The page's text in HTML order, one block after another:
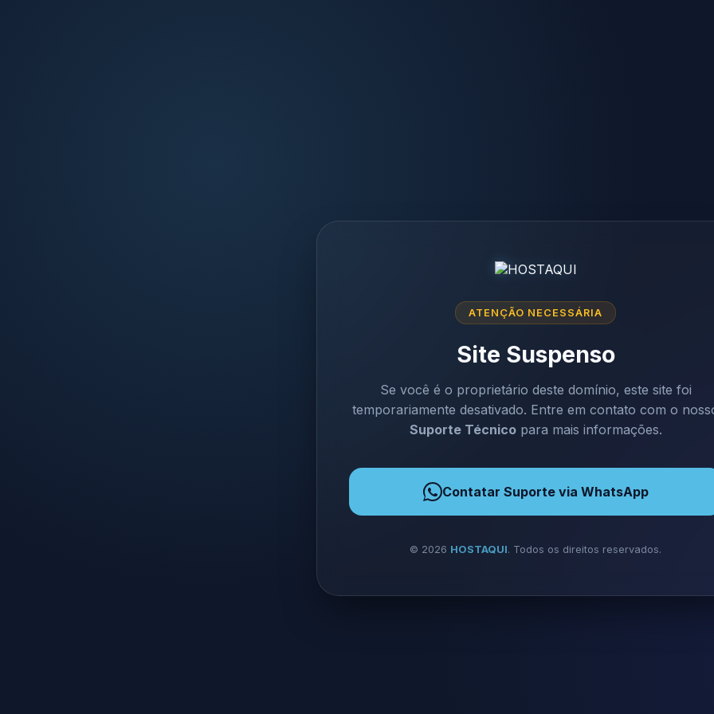
ATENÇÃO NECESSÁRIA
Site Suspenso
Se você é o proprietário deste domínio, este site foi
temporariamente desativado. Entre em contato com o
Suporte Técnicopara mais informações.
Contatar Suporte via WhatsApp
© 2026 HOSTAQUI. Todos os direitos reservados.